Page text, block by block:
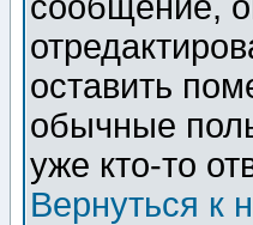
оставить
обычные
уже кто-то
Вернуться к